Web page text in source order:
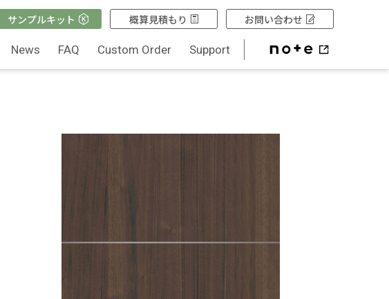
サンプルキット 概算見積もり お問い合わせ
News FAQ Custom Order Support